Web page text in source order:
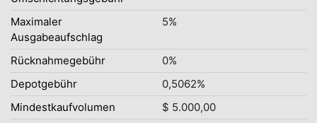
Maximaler
Ausgabeaufschlag
5%
Rücknahmegebühr
0%
Depotgebühr
0,5062%
Mindestkaufvolumen
$ 5.000,00